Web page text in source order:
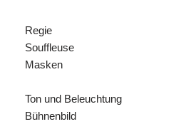
Regie
Souffleuse
Masken
Ton und Beleuchtung
Bühnenbild